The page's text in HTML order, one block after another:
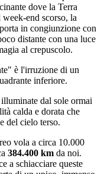
dove la Terra
end scorso, la
in congiunzione con
distante con una luce
al crepuscolo.
è l'irruzione di un
inferiore.
dal sole ormai
calda e dorata che
del cielo terso.
vola a circa 10.000
384.400 km da noi.
a schiacciare queste